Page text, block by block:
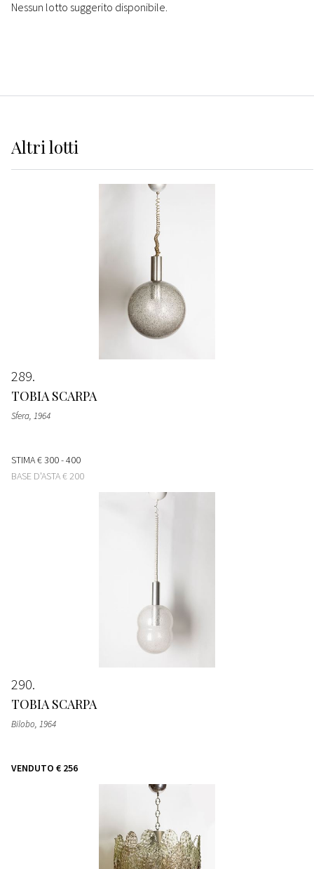
Nessun lotto suggerito disponibile.
Altrilotti
289
TOBIA SCARPA
Sfera, 1964
STIMA€ 300 - 400
BASE D'ASTA€ 200
290
TOBIA SCARPA
Bilobo, 1964
VENDUTO € 256